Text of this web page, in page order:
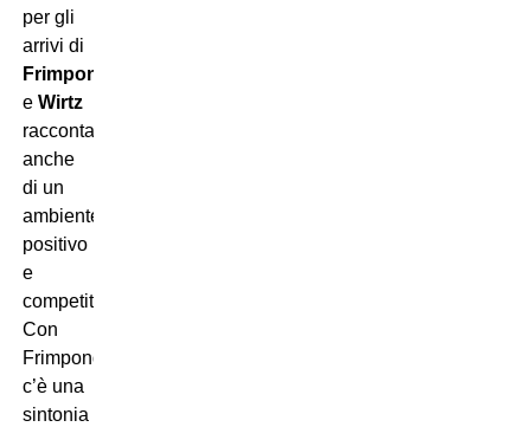
per gli
arrivi di
Frimpong
e Wirtz
racconta
anche
di un
ambiente
positivo
e
competitivo.
Con
Frimpong,
c’è una
sintonia